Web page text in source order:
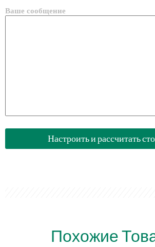
Ваше сообщение
Похожие